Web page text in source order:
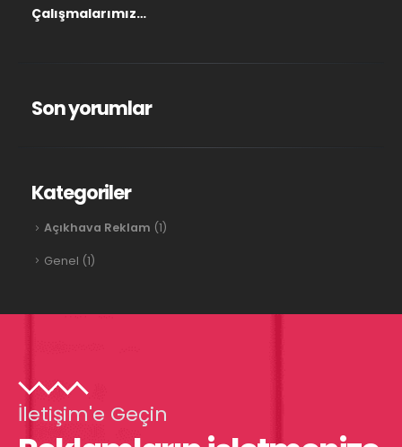
Çalışmalarımız…
Son yorumlar
Kategoriler
Açıkhava Reklam (1)
Genel (1)
İletişim'e Geçin